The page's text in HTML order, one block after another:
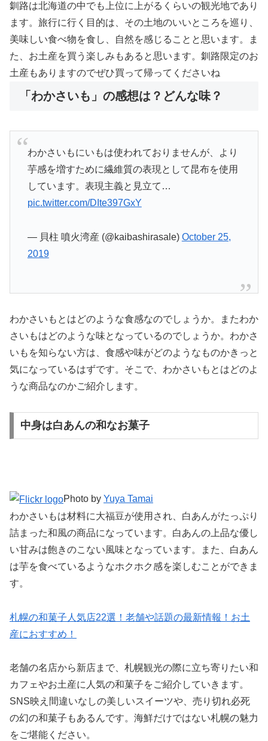
釧路は北海道の中でも上位に上がるくらいの観光地であり
ます。旅行に行く目的は、その土地のいいところを巡り、
美味しい食べ物を食し、自然を感じることと思います。ま
た、お土産を買う楽しみもあると思います。釧路限定のお
土産もありますのでぜひ買って帰ってくださいね
「わかさいも」の感想は？どんな味？
わかさいもにいもは使われておりませんが、より
芋感を増すために繊維質の表現として昆布を使用
しています。表現主義と見立て…
pic.twitter.com/DIte397GxY
— 貝柱 噴火湾産 (@kaibashirasale) October 25,
2019
わかさいもとはどのような食感なのでしょうか。またわか
さいもはどのような味となっているのでしょうか。わかさ
いもを知らない方は、食感や味がどのようなものかきっと
気になっているはずです。そこで、わかさいもとはどのよ
うな商品なのかご紹介します。
中身は白あんの和なお菓子
Photo by Yuya Tamai
わかさいもは材料に大福豆が使用され、白あんがたっぷり
詰まった和風の商品になっています。白あんの上品な優し
い甘みは飽きのこない風味となっています。また、白あん
は芋を食べているようなホクホク感を楽しむことができま
す。
札幌の和菓子人気店22選！老舗や話題の最新情報！お土
産におすすめ！
老舗の名店から新店まで、札幌観光の際に立ち寄りたい和
カフェやお土産に人気の和菓子をご紹介していきます。
SNS映え間違いなしの美しいスイーツや、売り切れ必死
の幻の和菓子もあるんです。海鮮だけではない札幌の魅力
をご堪能ください。